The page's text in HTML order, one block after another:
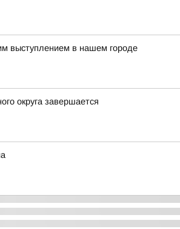
выступлением в нашем городе
округа завершается